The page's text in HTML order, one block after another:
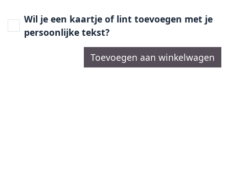
Wil je een kaartje of lint toevoegen met je
persoonlijke tekst?
Toevoegen aan winkelwagen